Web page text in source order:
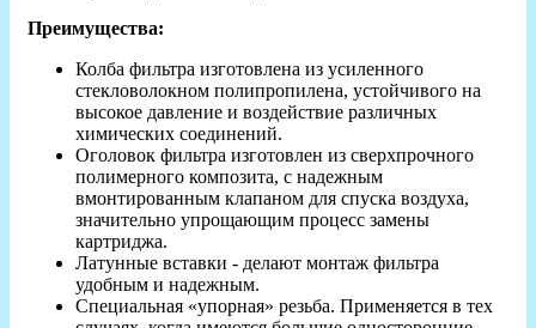
Преимущества:
Колба фильтра изготовлена из усиленного
стекловолокном полипропилена, устойчивого на
высокое давление и воздействие различных
химических соединений.
Оголовок фильтра изготовлен из сверхпрочного
полимерного композита, с надежным
вмонтированным клапаном для спуска воздуха,
значительно упрощающим процесс замены
картриджа.
Латунные вставки - делают монтаж фильтра
удобным и надежным.
Специальная «упорная» резьба. Применяется в тех